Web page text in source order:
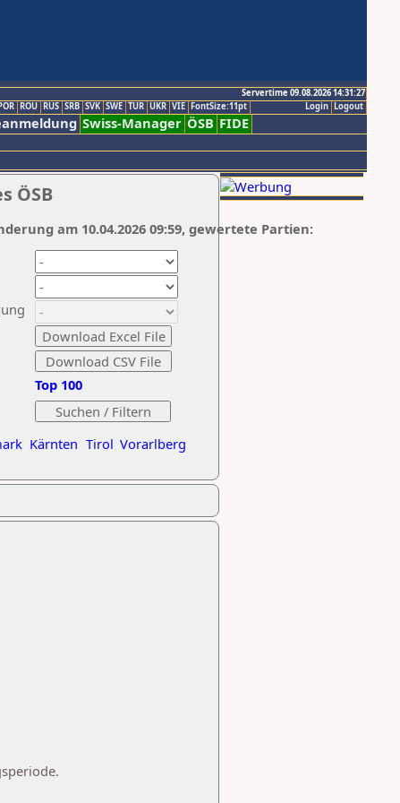
Servertime 09.08.2026 14:31:27
Logout
Login
ROU RUS SRB SVK SWE TUR UKR VIE FontSize:11pt
Swiss-Manager ÖSB FIDE
ÖSB
Kärnten Tirol Vorarlberg
Top 100
am 10.04.2026 09:59, gewertete Partien: